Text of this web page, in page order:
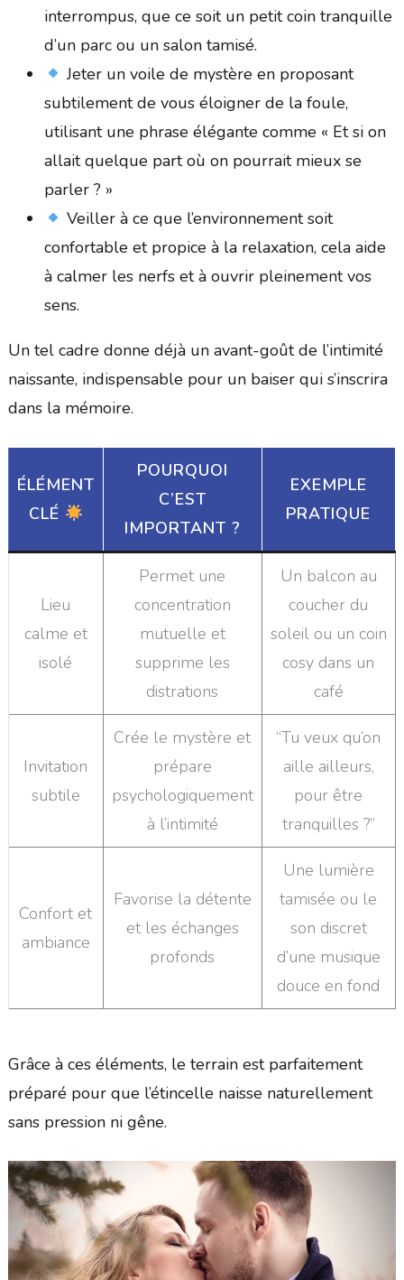
interrompus, que ce soit un petit coin tranquille
d’un parc ou un salon tamisé.
Jeter un voile de mystère en proposant
subtilement de vous éloigner de la foule,
utilisant une phrase élégante comme « Et si on
allait quelque part où on pourrait mieux se
parler ? »
Veiller à ce que l’environnement soit
confortable et propice à la relaxation, cela aide
à calmer les nerfs et à ouvrir pleinement vos
sens.
Un tel cadre donne déjà un avant-goût de l’intimité
naissante, indispensable pour un baiser qui s’inscrira
dans la mémoire.
ÉLÉMENT
CLÉ
POURQUOI
C’EST
IMPORTANT ?
EXEMPLE
PRATIQUE
Lieu
calme et
isolé
Permet une
concentration
mutuelle et
supprime les
distrations
Un balcon au
coucher du
soleil ou un coin
cosy dans un
café
Invitation
subtile
Crée le mystère et
prépare
psychologiquement
à l’intimité
“Tu veux qu’on
aille ailleurs,
pour être
tranquilles ?”
Confort et
ambiance
Favorise la détente
et les échanges
profonds
Une lumière
tamisée ou le
son discret
d’une musique
douce en fond
Grâce à ces éléments, le terrain est parfaitement
préparé pour que l’étincelle naisse naturellement
sans pression ni gêne.